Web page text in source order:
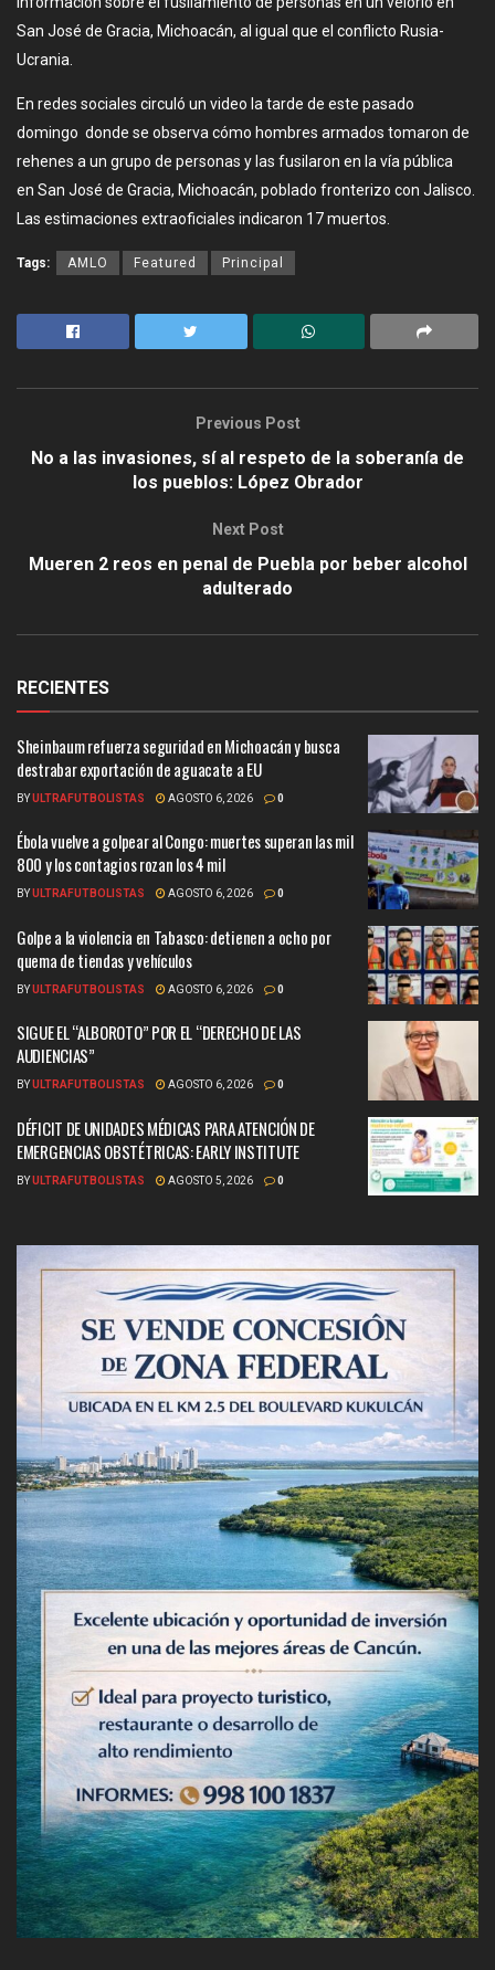
San José de Gracia, Michoacán, al igual que el conflicto Rusia-
Ucrania.
En redes sociales circuló un video la tarde de este pasado
domingo donde se observa cómo hombres armados tomaron de
rehenes a un grupo de personas y las fusilaron en la vía pública
en San José de Gracia, Michoacán, poblado fronterizo con Jalisco.
Las estimaciones extraoficiales indicaron 17 muertos.
Tags: AMLO Featured Principal
Previous Post
No a las invasiones, sí al respeto de la soberanía de
los pueblos: López Obrador
Next Post
Mueren 2 reos en penal de Puebla por beber alcohol
adulterado
RECIENTES
Sheinbaum refuerza seguridad en Michoacán y busca
destrabar exportación de aguacate a EU
BYULTRAFUTBOLISTAS AGOSTO 6, 2026 0
Ébola vuelve a golpear al Congo: muertes superan las mil
800 y los contagios rozan los 4 mil
BYULTRAFUTBOLISTAS AGOSTO 6, 2026 0
Golpe a la violencia en Tabasco: detienen a ocho por
quema de tiendas y vehículos
BYULTRAFUTBOLISTAS AGOSTO 6, 2026 0
SIGUE EL “ALBOROTO” POR EL “DERECHO DE LAS
AUDIENCIAS”
BYULTRAFUTBOLISTAS AGOSTO 6, 2026 0
DÉFICIT DE UNIDADES MÉDICAS PARA ATENCIÓN DE
EMERGENCIAS OBSTÉTRICAS: EARLY INSTITUTE
BYULTRAFUTBOLISTAS AGOSTO 5, 2026 0